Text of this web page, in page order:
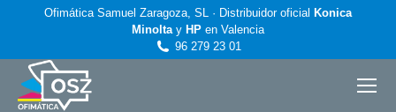
Ofimática Samuel Zaragoza, SL · Distribuidor oficial Konica
Minoltay HP en Valencia
96 279 23 01